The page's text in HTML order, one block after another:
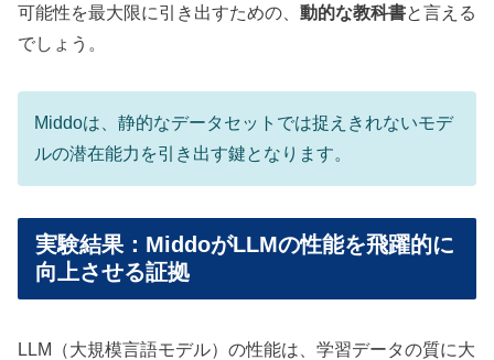
可能性を最大限に引き出すための、 動的な教科書と言える
でしょう。
Middoは、静的なデータセットでは捉えきれないモデ
ルの潜在能力を引き出す鍵となります。
実験結果：MiddoがLLMの性能を飛躍的に
向上させる証拠
LLM（大規模言語モデル）の性能は、学習データの質に大